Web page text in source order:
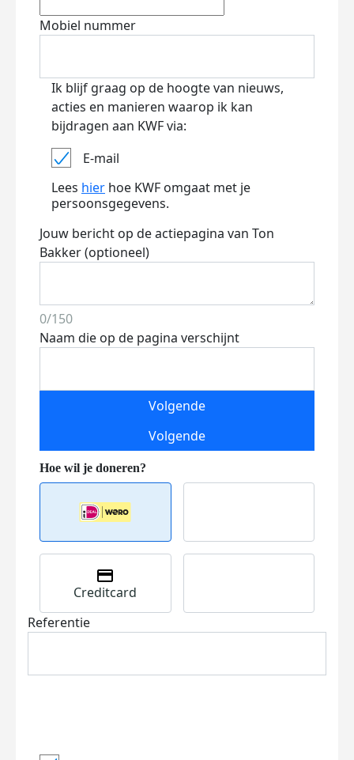
Mobiel nummer
Ik blijf graag op de hoogte van nieuws,
acties en manieren waarop ik kan
bijdragen aan KWF via:
E-mail
Lees hier hoe KWF omgaat met je
persoonsgegevens.
Jouw bericht op de actiepagina van Ton
Bakker (optioneel)
0/150
Naam die op de pagina verschijnt
Volgende
Volgende
Creditcard
Referentie